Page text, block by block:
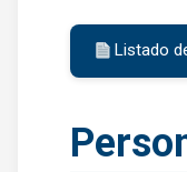
Listado